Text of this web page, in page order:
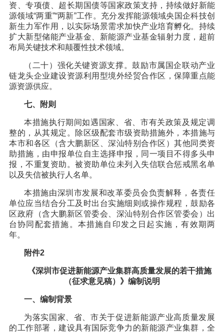
资、专项债、超长期国债等国家政策支持，持续做好新能
源领域“两重”“两新”工作。充分发挥能源领域央国企科技创
新生力军作用，以实际场景需求加快产业培育孵化。持续
扩大新型储能产业基金、新能源产业基金辐射力度，超前
布局关键技术和颠覆性技术领域。
（二十）强化关键资源支撑。鼓励市属国企联动产业
链龙头企业建设资源利用型境外经贸合作区，保障重点能
源资源供应。
七、附则
本措施执行期间如遇国家、省、市有关政策及规定调
整的，从其规定。除区级配套市级资助措施外，本措施与
本市和各区（含大鹏新区、深汕特别合作区）其他同类资
助措施，由申报单位自主选择申报，同一项目不得多头申
报，不重复资助。被资助单位未列入失信联合惩戒黑名单
以及失信被执行人名单。
本措施由深圳市发展和改革委员会负责解释，各责任
单位应当结合分工及时出台实施细则或操作规程，鼓励各
区政府（含大鹏新区管委会、深汕特别合作区管委会）出
台协同配套措施。本措施自印发之日起实施，有效期两
年。
附件2
《深圳市促进新能源产业集群高质量发展的若干措施
（征求意见稿）》编制说明
一、编制背景
为落实国家、省、市关于促进新能源产业高质量发展
的工作部署，建设具有国际竞争力的新能源产业集群，全